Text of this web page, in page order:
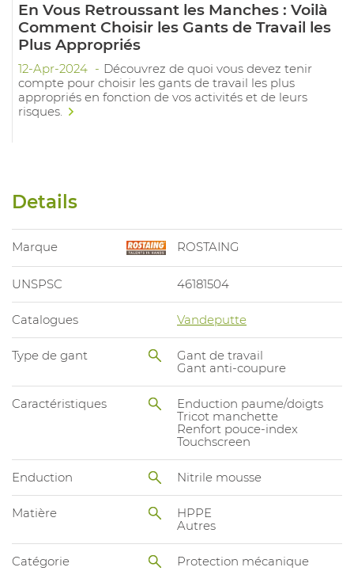
En Vous Retroussant les Manches : Voilà
Comment Choisir les Gants de Travail les
Plus Appropriés
12-Apr-2024
Découvrez de quoi vous devez tenir
compte pour choisir les gants de travail les plus
appropriés en fonction de vos activités et de leurs
risques.
Details
Marque ROSTAING
UNSPSC 46181504
Catalogues Vandeputte
Type de gant
Gant de travail
Gant anti-coupure
Caractéristiques
Enduction paume/doigts
Tricot manchette
Renfort pouce-index
Touchscreen
Enduction Nitrile mousse
Matière
HPPE
Autres
Catégorie Protection mécanique